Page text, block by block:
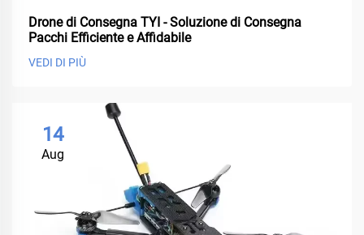
Drone di Consegna TYI - Soluzione di Consegna
Pacchi Efficiente e Affidabile
VEDI DI PIÙ
14
Aug